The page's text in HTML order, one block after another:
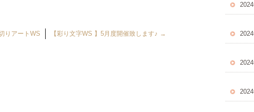
りアートWS 【彩り文字WS 】5月度開催致します♪ →